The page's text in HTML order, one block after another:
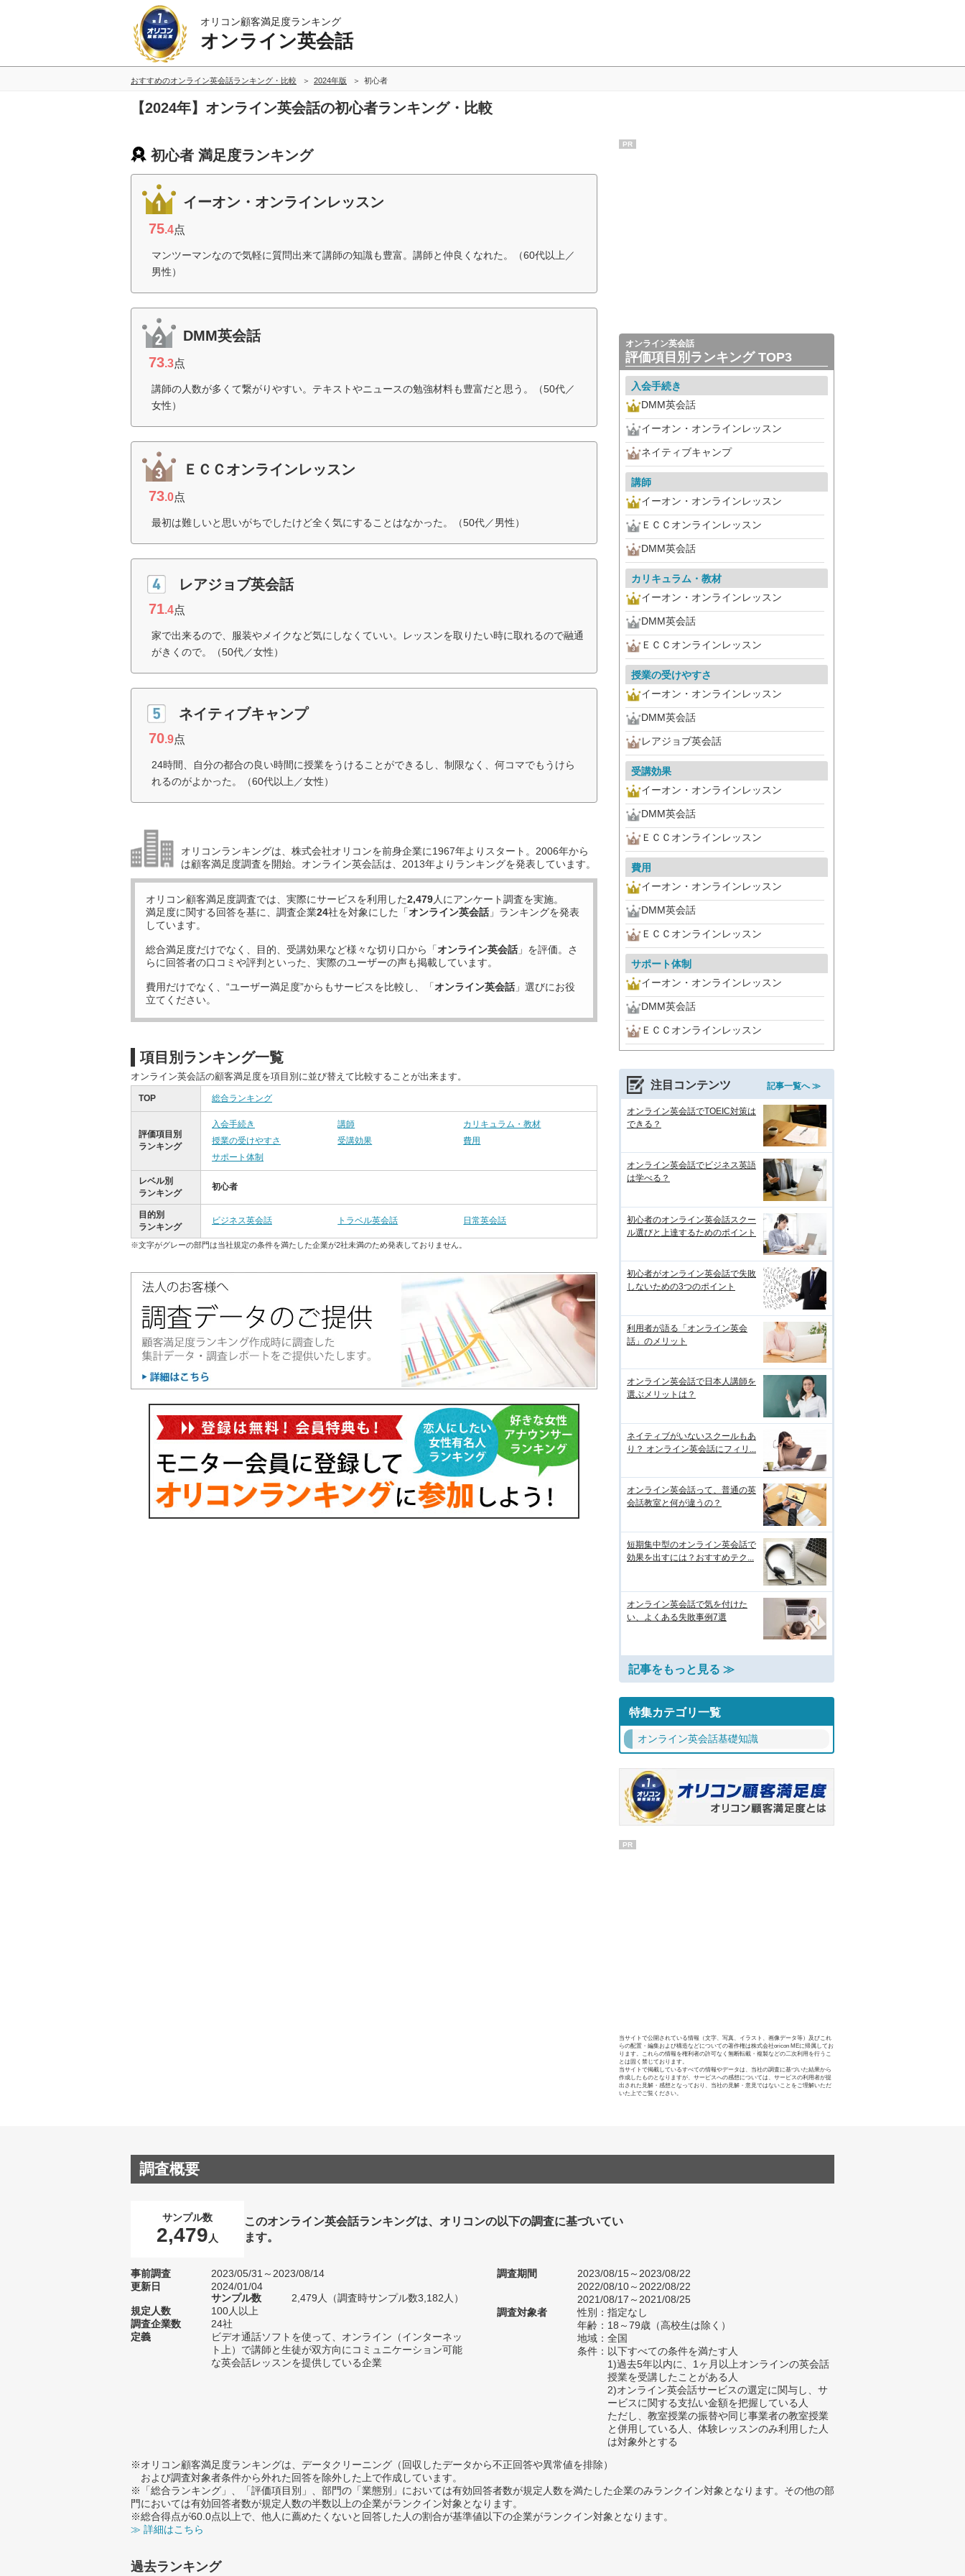
オリコン顧客満足度ランキング
オンライン英会話
おすすめのオンライン英会話ランキング・比較 2024年版 初心者
【2024年】オンライン英会話の初心者ランキング・比較
初心者 満足度ランキング
イーオン・オンラインレッスン
75.4点
マンツーマンなので気軽に質問出来て講師の知識も豊富。講師と仲良くなれた。（60代以上／
男性）
DMM英会話
73.3点
講師の人数が多くて繋がりやすい。テキストやニュースの勉強材料も豊富だと思う。（50代／
女性）
ＥＣＣオンラインレッスン
73.0点
最初は難しいと思いがちでしたけど全く気にすることはなかった。（50代／男性）
レアジョブ英会話
71.4点
家で出来るので、服装やメイクなど気にしなくていい。レッスンを取りたい時に取れるので融通
がきくので。（50代／女性）
ネイティブキャンプ
70.9点
24時間、自分の都合の良い時間に授業をうけることができるし、制限なく、何コマでもうけら
れるのがよかった。（60代以上／女性）
オリコンランキングは、株式会社オリコンを前身企業に1967年よりスタート。2006年から
は顧客満足度調査を開始。オンライン英会話は、2013年よりランキングを発表しています。
オリコン顧客満足度調査では、実際にサービスを利用した2,479人にアンケート調査を実施。
満足度に関する回答を基に、調査企業24社を対象にした「オンライン英会話」ランキングを発表
しています。
総合満足度だけでなく、目的、受講効果など様々な切り口から「オンライン英会話」を評価。さ
らに回答者の口コミや評判といった、実際のユーザーの声も掲載しています。
費用だけでなく、“ユーザー満足度”からもサービスを比較し、「オンライン英会話」選びにお役
立てください。
項目別ランキング一覧
オンライン英会話の顧客満足度を項目別に並び替えて比較することが出来ます。
TOP 総合ランキング
評価項目別
ランキング
入会手続き 講師
カリキュラム・教材
授業の受けやすさ
受講効果
費用
サポート体制
レベル別
ランキング
初心者
目的別
ランキング
ビジネス英会話 トラベル英会話 日常英会話
※文字がグレーの部門は当社規定の条件を満たした企業が2社未満のため発表しておりません。
PR
オンライン英会話
評価項目別ランキング TOP3
入会手続き
DMM英会話
イーオン・オンラインレッスン
ネイティブキャンプ
講師
イーオン・オンラインレッスン
ＥＣＣオンラインレッスン
DMM英会話
カリキュラム・教材
イーオン・オンラインレッスン
DMM英会話
ＥＣＣオンラインレッスン
授業の受けやすさ
イーオン・オンラインレッスン
DMM英会話
レアジョブ英会話
受講効果
イーオン・オンラインレッスン
DMM英会話
ＥＣＣオンラインレッスン
費用
イーオン・オンラインレッスン
DMM英会話
ＥＣＣオンラインレッスン
サポート体制
イーオン・オンラインレッスン
DMM英会話
ＥＣＣオンラインレッスン
注目コンテンツ 記事一覧へ ≫
オンライン英会話でTOEIC対策は
できる？
オンライン英会話でビジネス英語
は学べる？
初心者のオンライン英会話スクー
ル選びと上達するためのポイント
初心者がオンライン英会話で失敗
しないための3つのポイント
利用者が語る「オンライン英会
話」のメリット
オンライン英会話で日本人講師を
選ぶメリットは？
ネイティブがいないスクールもあ
り？ オンライン英会話にフィリ...
オンライン英会話って、普通の英
会話教室と何が違うの？
短期集中型のオンライン英会話で
効果を出すには？おすすめテク...
オンライン英会話で気を付けた
い、よくある失敗事例7選
記事をもっと見る ≫
特集カテゴリ一覧
オンライン英会話基礎知識
PR
当サイトで公開されている情報（文字、写真、イラスト、画像データ等）及びこれ
らの配置・編集および構造などについての著作権は株式会社oricon MEに帰属してお
ります。これらの情報を権利者の許可なく無断転載・複製などの二次利用を行うこ
とは固く禁じております。
当サイトで掲載しているすべての情報やデータは、当社の調査に基づいた結果から
作成したものとなりますが、サービスへの感想については、サービスの利用者が提
出された見解・感想となっており、当社の見解・意見ではないことをご理解いただ
いた上でご覧ください。
調査概要
サンプル数
2,479 人
このオンライン英会話ランキングは、オリコンの以下の調査に基づいてい
ます。
事前調査
2023/05/31～2023/08/14
更新日
2024/01/04
サンプル数
2,479人（調査時サンプル数3,182人）
規定人数
100人以上
調査企業数
24社
定義
ビデオ通話ソフトを使って、オンライン（インターネッ
ト上）で講師と生徒が双方向にコミュニケーション可能
な英会話レッスンを提供している企業
調査期間
2023/08/15～2023/08/22
2022/08/10～2022/08/22
2021/08/17～2021/08/25
調査対象者
性別：指定なし
年齢：18～79歳（高校生は除く）
地域：全国
条件：以下すべての条件を満たす人
1)過去5年以内に、1ヶ月以上オンラインの英会話
授業を受講したことがある人
2)オンライン英会話サービスの選定に関与し、サ
ービスに関する支払い金額を把握している人
ただし、教室授業の振替や同じ事業者の教室授業
と併用している人、体験レッスンのみ利用した人
は対象外とする
※オリコン顧客満足度ランキングは、データクリーニング（回収したデータから不正回答や異常値を排除）
および調査対象者条件から外れた回答を除外した上で作成しています。
※「総合ランキング」、「評価項目別」、部門の「業態別」においては有効回答者数が規定人数を満たした企業のみランクイン対象となります。その他の部
門においては有効回答者数が規定人数の半数以上の企業がランクイン対象となります。
※総合得点が60.0点以上で、他人に薦めたくないと回答した人の割合が基準値以下の企業がランクイン対象となります。
≫ 詳細はこちら
過去ランキング